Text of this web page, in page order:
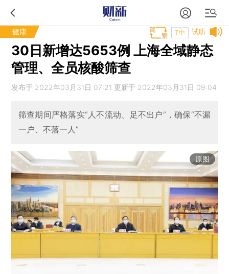
健康 试听
T中
30日新增达5653例 上海全域静态
管理、全员核酸筛查
发布于 2022年03月31日 07:21 更新于 2022年03月31日 09:04
筛查期间严格落实“人不流动、足不出户”，确保“不漏
一户、不落一人”
原图